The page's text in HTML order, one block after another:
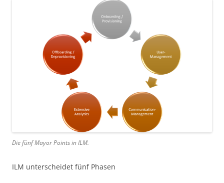
Die fünf Mayor Points in ILM.
ILM unterscheidet fünf Phasen